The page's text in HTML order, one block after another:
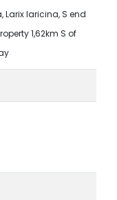
Larix laricina, S end
1,62km S of